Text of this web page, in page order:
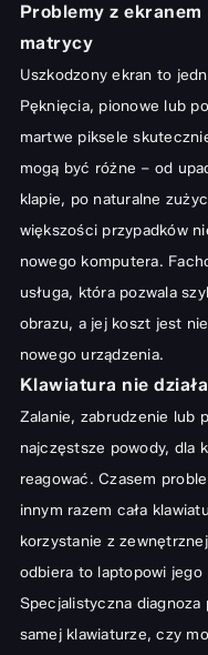
Problemy z
matrycy
Uszkodzony ekran to
Pęknięcia, pionowe lub
martwe piksele
mogą być różne – od
klapie, po naturalne
większości przypadków
nowego komputera.
usługa, która pozwala
obrazu, a jej koszt jest
nowego urządzenia.
Klawiatura nie
Zalanie, zabrudzenie lub
najczęstsze powody, dla
reagować. Czasem
innym razem cała
korzystanie z
odbiera to laptopowi jego
Specjalistyczna
samej klawiaturze, czy